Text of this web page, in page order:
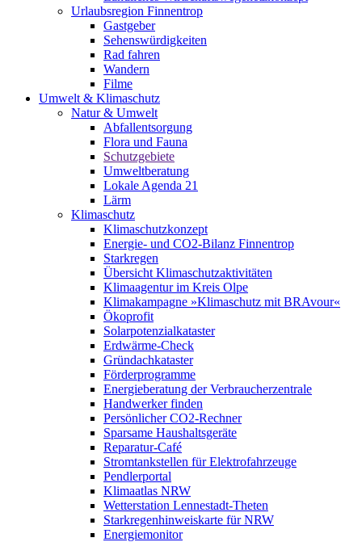
Urlaubsregion Finnentrop
Gastgeber
Sehenswürdigkeiten
Rad fahren
Wandern
Filme
Umwelt & Klimaschutz
Natur & Umwelt
Abfallentsorgung
Flora und Fauna
Schutzgebiete
Umweltberatung
Lokale Agenda 21
Lärm
Klimaschutz
Klimaschutzkonzept
Energie- und CO2-Bilanz Finnentrop
Starkregen
Übersicht Klimaschutzaktivitäten
Klimaagentur im Kreis Olpe
Klimakampagne »Klimaschutz mit BRAvour«
Ökoprofit
Solarpotenzialkataster
Erdwärme-Check
Gründachkataster
Förderprogramme
Energieberatung der Verbraucherzentrale
Handwerker finden
Persönlicher CO2-Rechner
Sparsame Haushaltsgeräte
Reparatur-Café
Stromtankstellen für Elektrofahrzeuge
Pendlerportal
Klimaatlas NRW
Wetterstation Lennestadt-Theten
Starkregenhinweiskarte für NRW
Energiemonitor